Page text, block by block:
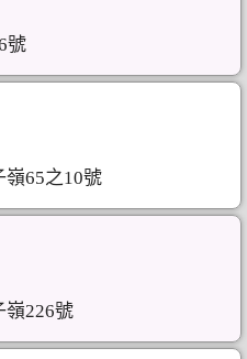
號
嶺65之10號
嶺226號